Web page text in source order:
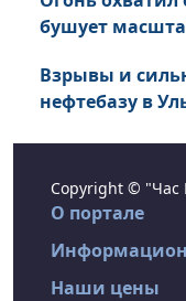
бушует
Взрывы и
нефтебазу в
Copyright © "Час
О портале
Наши цены